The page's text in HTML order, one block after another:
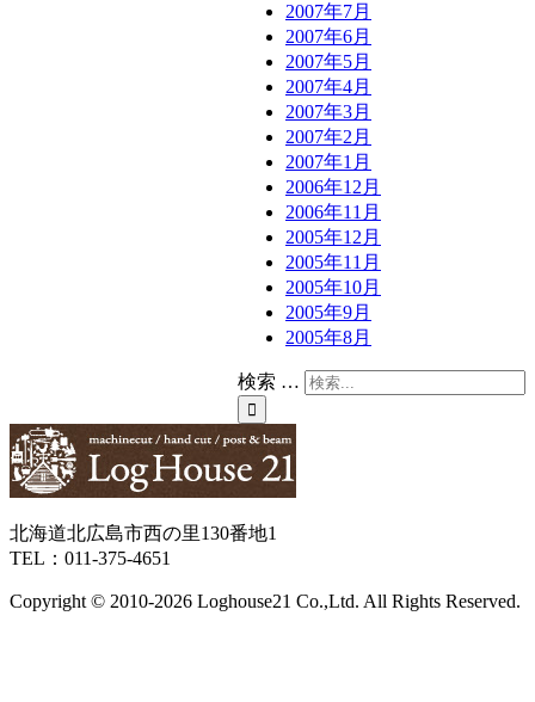
2007年7月
2007年6月
2007年5月
2007年4月
2007年3月
2007年2月
2007年1月
2006年12月
2006年11月
2005年12月
2005年11月
2005年10月
2005年9月
2005年8月
検索 …
北海道北広島市西の里130番地1
TEL：011-375-4651
Copyright © 2010-2026 Loghouse21 Co.,Ltd. All Rights Reserved.